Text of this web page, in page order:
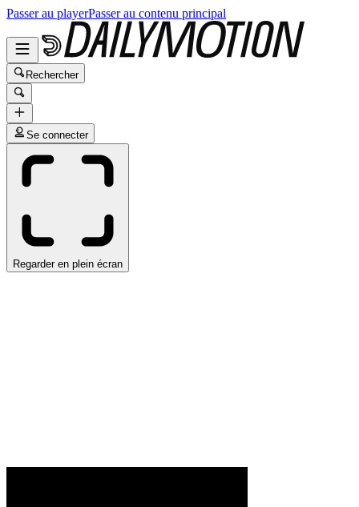
Passer au playerPasser au contenu principal
Rechercher
Se connecter
Regarder en plein écran